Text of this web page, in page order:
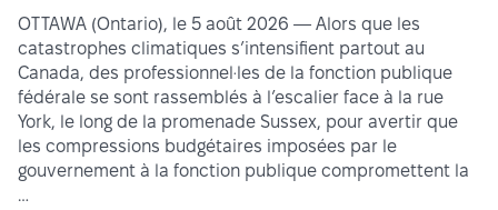
OTTAWA (Ontario), le 5 août 2026 — Alors que les
catastrophes climatiques s’intensifient partout au
Canada, des professionnel·les de la fonction publique
fédérale se sont rassemblés à l’escalier face à la rue
York, le long de la promenade Sussex, pour avertir que
les compressions budgétaires imposées par le
gouvernement à la fonction publique compromettent la
…